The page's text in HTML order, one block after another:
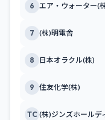
6 エア・ウォーター(
7 (株)明電舎
8 日本オラクル(株)
9 住友化学(株)
TC (株)ジンズホールデ